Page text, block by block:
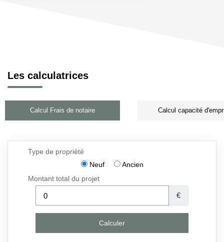
Les calculatrices
Calcul Frais de notaire Calcul capacité